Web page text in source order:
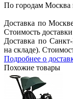
По городам Москва
Доставка по
Стоимость
Доставка по
на складе).
Подробнее о
Похожие товары